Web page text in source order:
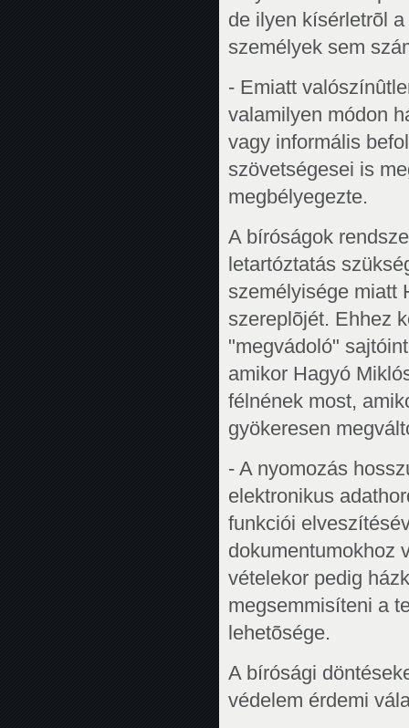
de ilyen kísérletrõl
személyek sem
- Emiatt
valamilyen módon
vagy informális
szövetségesei is
megbélyegezte.
A bíróságok
letartóztatás
személyisége miatt
szereplõjét. Ehhez
"megvádoló"
amikor Hagyó
félnének most,
gyökeresen
- A nyomozás
elektronikus
funkciói
dokumentumokhoz
vételekor pedig
megsemmisíteni a
lehetõsége.
A bírósági
védelem érdemi